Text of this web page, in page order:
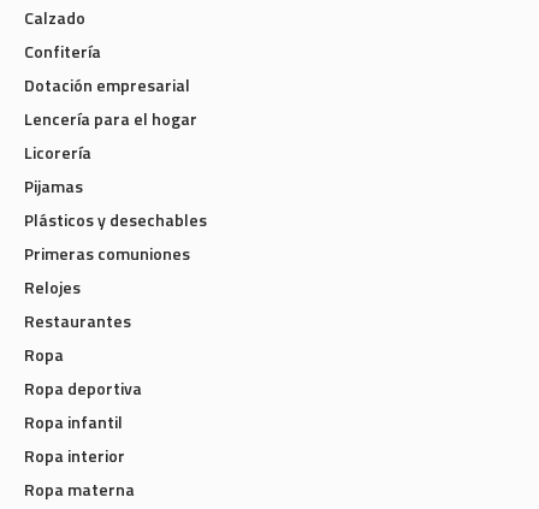
Calzado
Confitería
Dotación empresarial
Lencería para el hogar
Licorería
Pijamas
Plásticos y desechables
Primeras comuniones
Relojes
Restaurantes
Ropa
Ropa deportiva
Ropa infantil
Ropa interior
Ropa materna